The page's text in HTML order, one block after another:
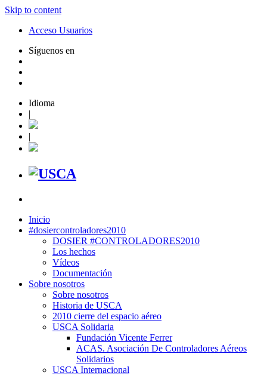
Skip to content
Acceso Usuarios
Síguenos en
Idioma
|
|
Inicio
#dosiercontroladores2010
DOSIER #CONTROLADORES2010
Los hechos
Vídeos
Documentación
Sobre nosotros
Sobre nosotros
Historia de USCA
2010 cierre del espacio aéreo
USCA Solidaria
Fundación Vicente Ferrer
ACAS. Asociación De Controladores Aéreos
Solidarios
USCA Internacional